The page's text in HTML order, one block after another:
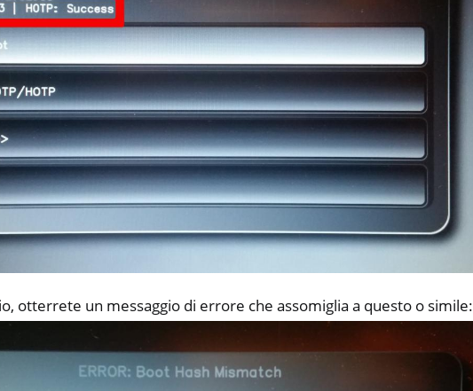
otterrete un messaggio di errore che assomiglia a questo o simile: